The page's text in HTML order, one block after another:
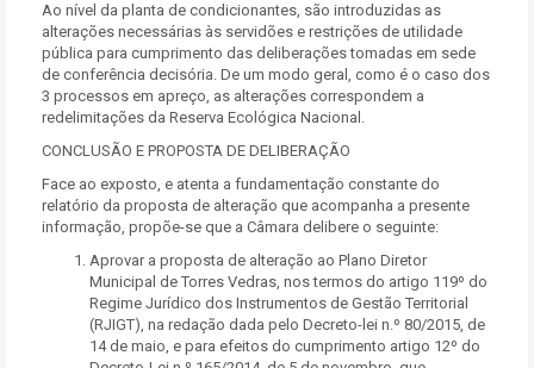
Ao nível da planta de condicionantes, são introduzidas as
alterações necessárias às servidões e restrições de utilidade
pública para cumprimento das deliberações tomadas em sede
de conferência decisória. De um modo geral, como é o caso dos
3 processos em apreço, as alterações correspondem a
redelimitações da Reserva Ecológica Nacional.
CONCLUSÃO E PROPOSTA DE DELIBERAÇÃO
Face ao exposto, e atenta a fundamentação constante do
relatório da proposta de alteração que acompanha a presente
informação, propõe-se que a Câmara delibere o seguinte:
Aprovar a proposta de alteração ao Plano Diretor
Municipal de Torres Vedras, nos termos do artigo 119º do
Regime Jurídico dos Instrumentos de Gestão Territorial
(RJIGT), na redação dada pelo Decreto-lei n.º 80/2015, de
14 de maio, e para efeitos do cumprimento artigo 12º do